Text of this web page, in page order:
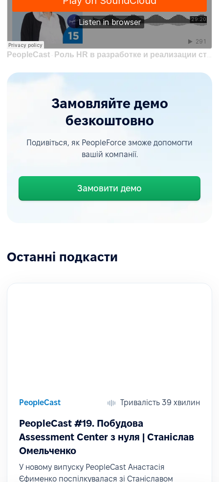
PeopleCast · Роль HR в разработке и реализации стратегии | Анна Власова, основательница Школы HRM
Замовляйте демо
безкоштовно
Подивіться, як PeopleForce зможе допомогти
вашій компанії.
Замовити демо
Останні подкасти
PeopleCast Тривалість 39 хвилин
PeopleCast #19. Побудова
Assessment Center з нуля | Станіслав
Омельченко
У новому випуску PeopleCast Анастасія
Єфименко поспілкувалася зі Станіславом